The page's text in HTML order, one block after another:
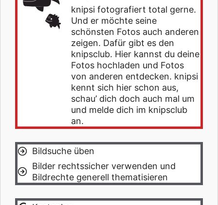
knipsi fotografiert total gerne.
Und er möchte seine
schönsten Fotos auch anderen
zeigen. Dafür gibt es den
knipsclub. Hier kannst du deine
Fotos hochladen und Fotos
von anderen entdecken. knipsi
kennt sich hier schon aus,
schau’ dich doch auch mal um
und melde dich im knipsclub
an.
Bildsuche üben
Bilder rechtssicher verwenden und
Bildrechte generell thematisieren